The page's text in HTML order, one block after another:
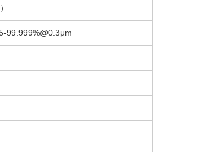
99.999%@0.3μm